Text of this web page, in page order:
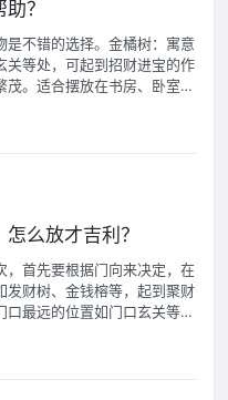
？
是不错的选择。金橘树：寓意
关等处，可起到招财进宝的作
。适合摆放在书房、卧室等
么放才吉利？
，首先要根据门向来决定，在
发财树、金钱榕等，起到聚财
最远的位置如门口玄关等，